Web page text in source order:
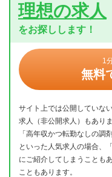
理想の求人
をお探しします！
1
無料
サイト上では公開していな
求人（非公開求人）もあり
「高年収かつ転勤なしの調
といった人気求人の場合、
にご紹介してしまうことも
こともあります。